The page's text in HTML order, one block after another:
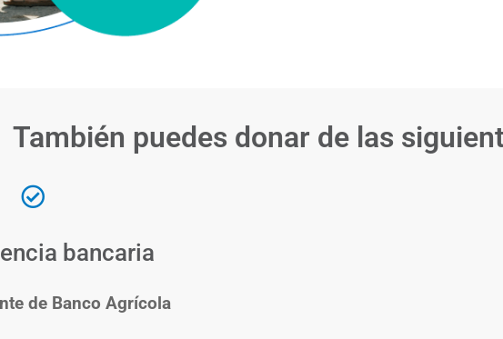
También puedes donar de las
bancaria
de Banco Agrícola